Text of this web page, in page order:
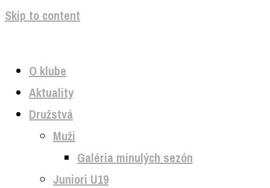
Skip to content
O klube
Aktuality
Družstvá
Muži
Galéria minulých sezón
Juniori U19